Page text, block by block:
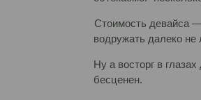
Стоимость девайса
водружать далеко не
Ну а восторг в
бесценен.